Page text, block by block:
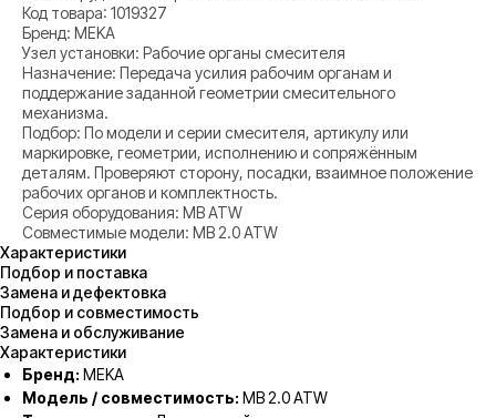
Код товара: 1019327
Бренд: MEKA
Узел установки: Рабочие органы смесителя
Назначение: Передача усилия рабочим органам и
поддержание заданной геометрии смесительного
механизма.
Подбор: По модели и серии смесителя, артикулу или
маркировке, геометрии, исполнению и сопряжённым
деталям. Проверяют сторону, посадки, взаимное положение
рабочих органов и комплектность.
Серия оборудования: MB ATW
Совместимые модели: MB 2.0 ATW
Характеристики
Подбор и поставка
Замена и дефектовка
Подбор и совместимость
Замена и обслуживание
Характеристики
Бренд: MEKA
Модель / совместимость: MB 2.0 ATW